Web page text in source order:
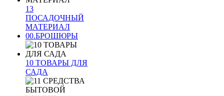
13
ПОСАДОЧНЫЙ
МАТЕРИАЛ
00.БРОШЮРЫ
10 ТОВАРЫ ДЛЯ
САДА